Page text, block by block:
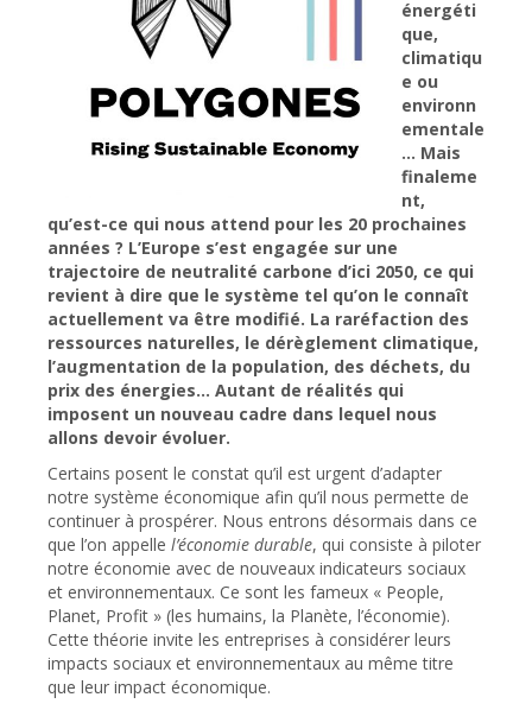
énergéti
que,
climatiqu
e ou
environn
ementale
… Mais
finaleme
nt,
qu’est-ce qui nous attend pour les 20 prochaines
années ? L’Europe s’est engagée sur une
trajectoire de neutralité carbone d’ici 2050, ce qui
revient à dire que le système tel qu’on le connaît
actuellement va être modifié. La raréfaction des
ressources naturelles, le dérèglement climatique,
l’augmentation de la population, des déchets, du
prix des énergies… Autant de réalités qui
imposent un nouveau cadre dans lequel nous
allons devoir évoluer.
Certains posent le constat qu’il est urgent d’adapter
notre système économique afin qu’il nous permette de
continuer à prospérer. Nous entrons désormais dans ce
que l’on appelle l’économie durable, qui consiste à piloter
notre économie avec de nouveaux indicateurs sociaux
et environnementaux. Ce sont les fameux « People,
Planet, Profit » (les humains, la Planète, l’économie).
Cette théorie invite les entreprises à considérer leurs
impacts sociaux et environnementaux au même titre
que leur impact économique.